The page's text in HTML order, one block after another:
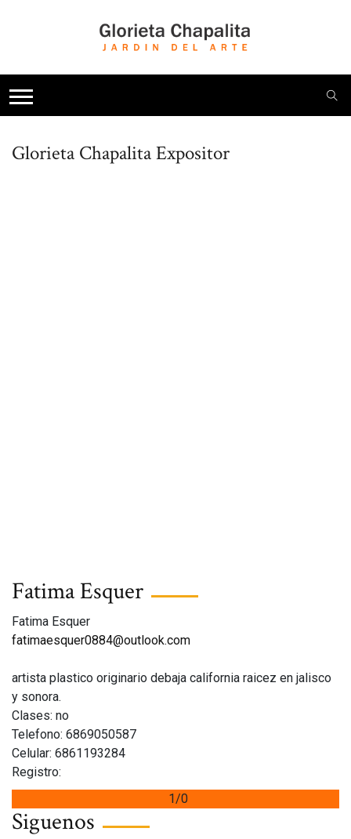
Glorieta ChapalitaExpositor
Fatima Esquer
Fatima Esquer
fatimaesquer0884@outlook.com
artista plastico originario debaja california raicez en jalisco
y sonora.
Clases: no
Telefono: 6869050587
Celular: 6861193284
Registro:
1/0
Siguenos